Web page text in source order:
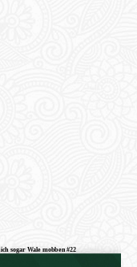
sogar Wale mobben #22